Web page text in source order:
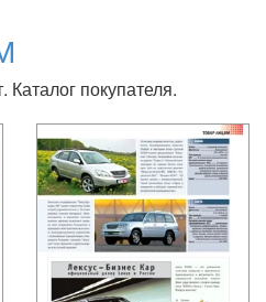
покупателя.